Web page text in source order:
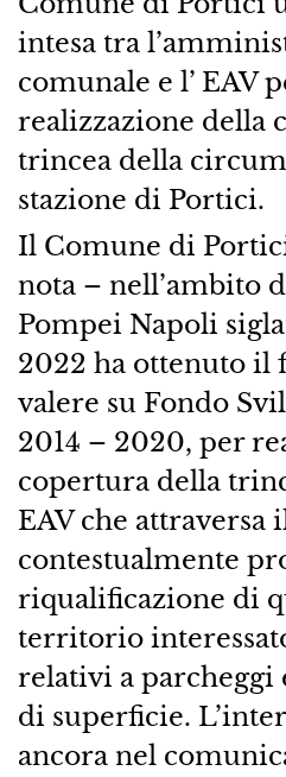
intesa tra
comunale e l’ EAV
realizzazione della
trincea della
stazione di Portici.
Il Comune di
nota – nell’ambito
Pompei Napoli
2022 ha ottenuto il
valere su Fondo
2014 – 2020, per
copertura della
EAV che
contestualmente
riqualificazione di
territorio
relativi a parcheggi
di superficie.
ancora nel